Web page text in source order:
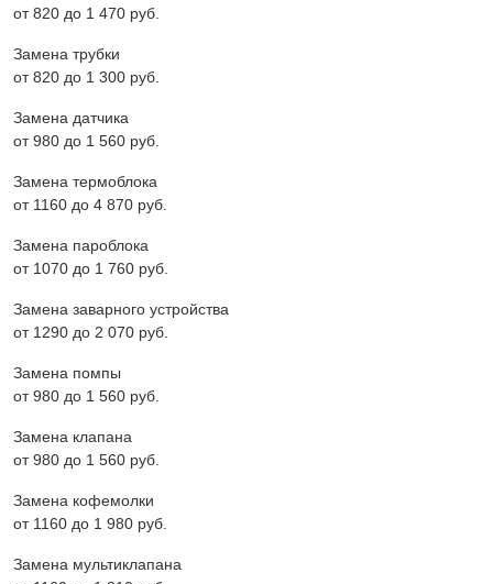
от 820 до 1 470 pyб.
Замена трубки
от 820 до 1 300 pyб.
Замена датчика
от 980 до 1 560 pyб.
Замена термоблока
от 1160 до 4 870 pyб.
Замена пароблока
от 1070 до 1 760 pyб.
Замена заварного устройства
от 1290 до 2 070 pyб.
Замена помпы
от 980 до 1 560 pyб.
Замена клапана
от 980 до 1 560 pyб.
Замена кофемолки
от 1160 до 1 980 pyб.
Замена мультиклапана